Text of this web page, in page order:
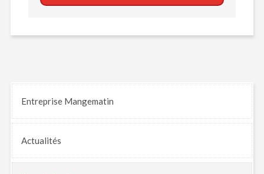
Entreprise Mangematin
Actualités